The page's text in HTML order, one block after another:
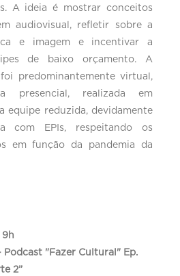
A ideia é mostrar conceitos
audiovisual, refletir sobre a
e imagem e incentivar a
de baixo orçamento. A
predominantemente virtual,
presencial, realizada em
equipe reduzida, devidamente
com EPIs, respeitando os
em função da pandemia da
9h
"Fazer Cultural" Ep.
2”